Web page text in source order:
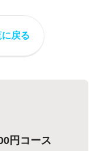
戻る
円コース